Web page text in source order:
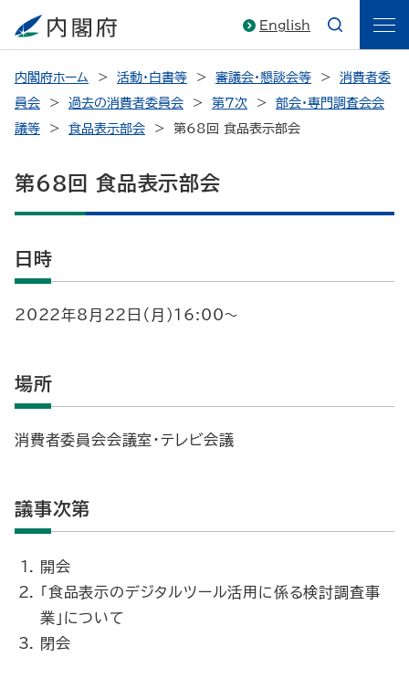
English
内閣府ホーム 活動・白書等 審議会・懇談会等
消費者委
員会
過去の消費者委員会 第7次
部会・専門調査会会
議等
食品表示部会 第68回 食品表示部会
第68回 食品表示部会
日時
2022年8月22日（月）16:00～
場所
消費者委員会会議室・テレビ会議
議事次第
開会
「食品表示のデジタルツール活用に係る検討調査事
業」について
閉会